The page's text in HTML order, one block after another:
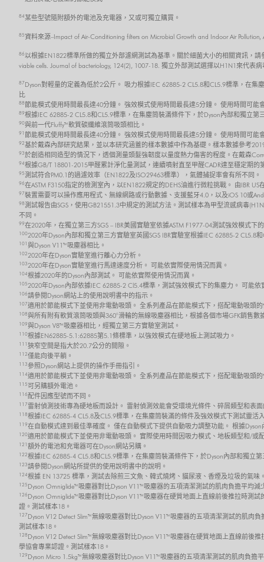
84某些型號隨附額外的電池及充電器，又或可獨立購買。
85資料來源–Impact of Air-Conditioning filters on Microbial Growth and Indoor Air
86以根據EN1822標準所做的獨立外部濾網測試為基準。關於細菌大小的相關資訊，請參
viable cells. Journal of bacteriology, 124(2), 1007-18. 獨立外部測試選擇以H1N1來代表
87 Dyson對輕量的定義為低於2公斤。 吸力根據IEC 62885-2 CL5.8和CL5.9標準，在
比
88節能模式使用時間最長達40分鐘。 強效模式使用時間最長達5分鐘。 使用時間可能
89根據IEC 62885-2 CL5.8和CL5.9標準，在集塵筒裝滿條件下，於Dyson內部和獨立
90與前一代Fluffy™軟質碳纖維滾筒吸頭相比。
91 節能模式使用時間最長達40分鐘。 強效模式使用時間最長達5分鐘。 使用時間可能
92基於戴森內部研究結果，並以本研究涵蓋的樣本數據中作為基礎。樣本數據參考
93於創造相同造型的情況下，透個測量頭髮強韌度以量度熱力傷害的程度。在戴森
94根據GB/T 18801-2015甲醛累計淨化量測試，連續噴射直至甲醛CADR達至穩定期
95 測試符合PM0.1的過濾效率（EN1822及ISO29463標準），氣體捕捉率會有所不同。
96在ASTM F3150指定的檢測室內，以EN1822規定的DEHS油進行微粒挑戰。 由IBR
97裝置需要可以操作應用程式、無線網路或行動數據、支援藍牙4.0，以及iOS 10或
98 測試報告由SGS，使用GB21551.3中規定的測試方法。測試樣本為甲型流感病毒
不同。
99在2020年，在獨立第三方SGS – IBR美國實驗室依據ASTM F1977-04測試強效模式下
1002020年Dyson內部和獨立第三方實驗室英國SGS IBR實驗室根據IEC 62885-2
101 與Dyson V11™吸塵器相比。
1022020年在Dyson實驗室進行離心力分析。
1032020年在Dyson實驗室進行馬達速度分析。 可能依實際使用情況而異。
104根據2020年的Dyson內部測試。 可能依實際使用情況而異。
1052020年Dyson內部依據IEC 62885-2 Cl5.4標準，測試強效模式下的集塵力。 可能
106請參閱Dyson網站上的使用說明書中的指示。
107適用於節能模式下並使用非電動吸頭。 全系列產品在節能模式下，搭配電動吸頭
108與所有附有軟質滾筒吸頭與360°滑輪的無線吸塵器相比，根據各個市場GFK銷售數
109與Dyson V8™吸塵器相比，經獨立第三方實驗室測試。
110根據EN62885-5.1:62885第5.1條標準，以強效模式在硬地板上測試吸力。
111 狹窄空間是指大於20.7公分的間隙。
112僅能向後平躺。
113參照Dyson網站上提供的操作手冊指引。
114適用於節能模式下並使用非電動吸頭。 全系列產品在節能模式下，搭配電動吸頭
115可另購額外電池。
116配件因應型號而不同。
117 雷射偵測技術專為硬地板而設計。 雷射偵測效能會受環境光條件、碎屑類型和表
118根據IEC 62885-4 CL5.8及CL5.9標準，在集塵筒裝滿的條件及強效模式下測試靈
119在自動模式達到最佳準確度。 僅在自動模式下提供自動吸力調整功能。 根據
120適用於節能模式下並使用非電動吸頭。 實際使用時間因吸力模式、地板類型和/或
121 額外的電池和充電器可在Dyson網站另購。
122根據IEC 62885-4 CL5.8和CL5.9標準，在集塵筒裝滿條件下，於Dyson內部和獨
123請參閱Dyson網站所提供的使用說明書中的說明。
124根據 EN 13725 標準，測試去除煎三文魚、韓式燒烤、貓尿液、香煙及垃圾的氣味
125 Dyson Omniglide™吸塵器對比Dyson V11™吸塵器的五項清潔測試的肌肉負擔平均
126 Dyson Omniglide™吸塵器對比Dyson V11™吸塵器在硬質地面上直線前後推拉時測
證。測試樣本18。
127 Dyson V12 Detect Slim™ 無線吸塵器對比Dyson V11™吸塵器的五項清潔測試的肌
測試樣本18。
128 Dyson V12 Detect Slim™ 無線吸塵器對比Dyson V11™吸塵器在硬質地面上直線前
學協會專業認證。測試樣本18。
129 Dyson Micro 1.5kg™ 無線吸塵器對比Dyson V11™吸塵器的五項清潔測試的肌肉負